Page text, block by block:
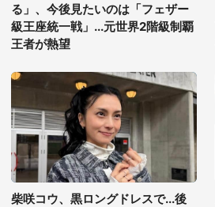
る」、今後見たいのは「フェザー
級王座統一戦」...元世界2階級制覇
王者が熱望
柴咲コウ、黒ロングドレスで...後